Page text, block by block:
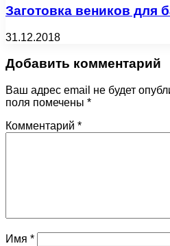
Заготовка веников для
31.12.2018
Добавить комментарий
Ваш адрес email не будет
поля помечены *
Комментарий *
Имя *